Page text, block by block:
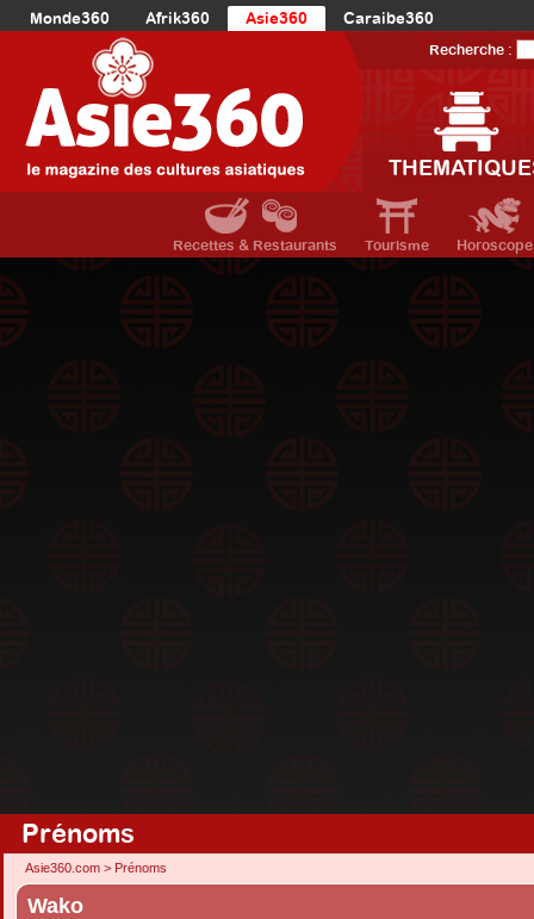
Monde360 Afrik360 Asie360
Caraibe360
Europe360
AmériqueDuNord360
Océanie360
Recherche :
Recettes & Restaurants Tourisme Horoscope
Prénoms
Asie360.com > Prénoms
Wako